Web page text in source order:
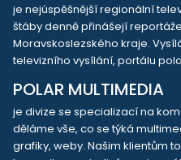
je nejúspěšnější regionální
štáby denně přinášejí
Moravskoslezského kraje.
televizního vysílání, portálu
POLAR MULTIMEDIA
je divize se specializací na
děláme vše, co se týká
grafiky, weby. Našim klientům